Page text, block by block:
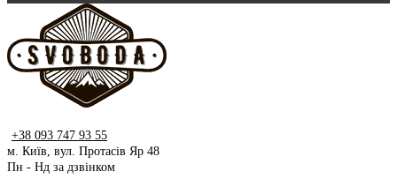
+38 093 747 93 55
м. Київ, вул. Протасів Яр 48
Пн - Нд за дзвінком